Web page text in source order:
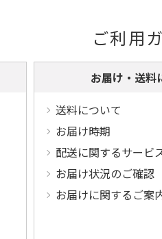
ご利用
お届け・送料
送料について
お届け時期
配送に関するサービ
お届け状況のご確認
お届けに関するご案